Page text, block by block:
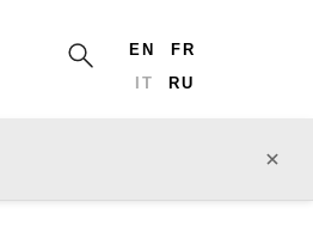
EN
FR
IT
RU
×